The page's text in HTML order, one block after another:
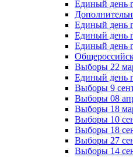
Единый день
Единый день
Единый день
Единый день
Выборы 22
Единый день
Выборы 9
Выборы 08
Выборы 18
Выборы 10
Выборы 18
Выборы 27
Выборы 14